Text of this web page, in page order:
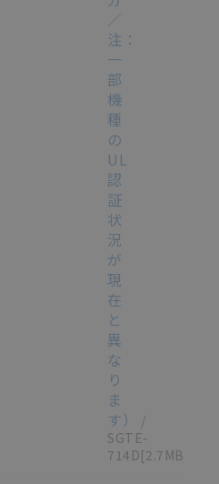
／
注：
一
部
機
種
の
UL
認
証
状
況
が
現
在
と
異
な
り
ま
す）
/
SGTE-
714D[2.7MB]